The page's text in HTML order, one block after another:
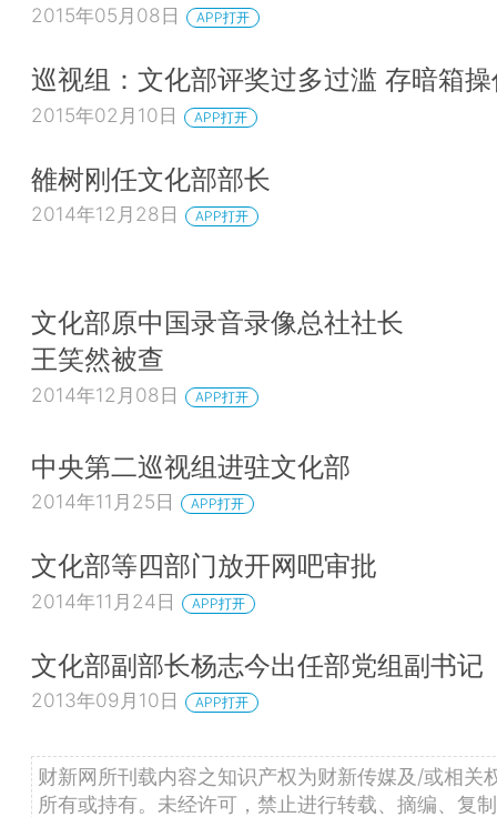
2015年05月08日 APP打开
巡视组：文化部评奖过多过滥 存暗箱
2015年02月10日 APP打开
雒树刚任文化部部长
2014年12月28日 APP打开
文化部原中国录音录像总社社长
王笑然被查
2014年12月08日 APP打开
中央第二巡视组进驻文化部
2014年11月25日 APP打开
文化部等四部门放开网吧审批
2014年11月24日 APP打开
文化部副部长杨志今出任部党组副书记
2013年09月10日 APP打开
财新网所刊载内容之知识产权为财新传媒及/或相关
所有或持有。未经许可，禁止进行转载、摘编、复